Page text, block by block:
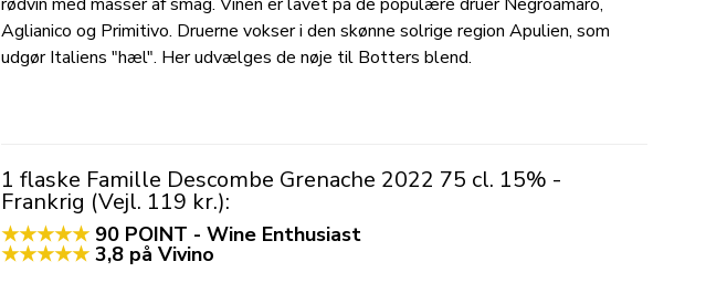
Aglianico og Primitivo. Druerne vokser i den skønne solrige region Apulien, som
udgør Italiens "hæl". Her udvælges de nøje til Botters blend.
1 flaske Famille Descombe Grenache 2022 75 cl. 15% -
Frankrig (Vejl. 119 kr.):
★★★★★ 90 POINT - Wine Enthusiast
★★★★★ 3,8 på Vivino